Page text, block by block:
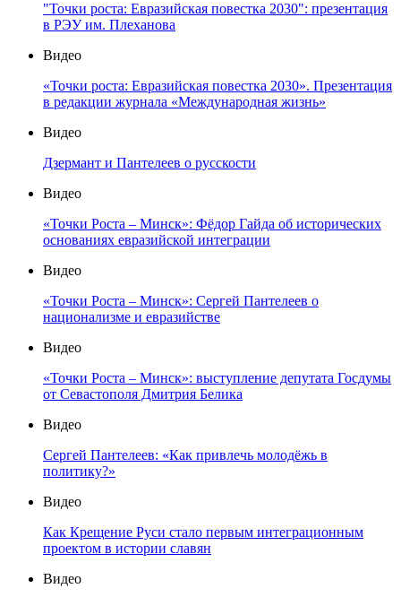
"Точки роста: Евразийская повестка 2030": презентация
в РЭУ им. Плеханова
Видео
«Точки роста: Евразийская повестка 2030». Презентация
в редакции журнала «Международная жизнь»
Видео
Дзермант и Пантелеев о русскости
Видео
«Точки Роста – Минск»: Фёдор Гайда об исторических
основаниях евразийской интеграции
Видео
«Точки Роста – Минск»: Сергей Пантелеев о
национализме и евразийстве
Видео
«Точки Роста – Минск»: выступление депутата Госдумы
от Севастополя Дмитрия Белика
Видео
Сергей Пантелеев: «Как привлечь молодёжь в
политику?»
Видео
Как Крещение Руси стало первым интеграционным
проектом в истории славян
Видео